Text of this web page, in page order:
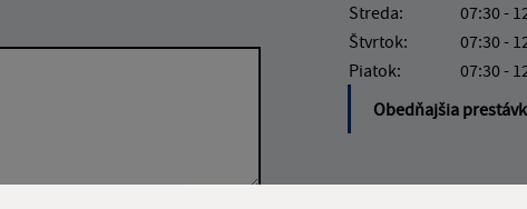
Streda:
07:30 -
Štvrtok:
07:30 -
Piatok:
07:30 -
Obedňajšia